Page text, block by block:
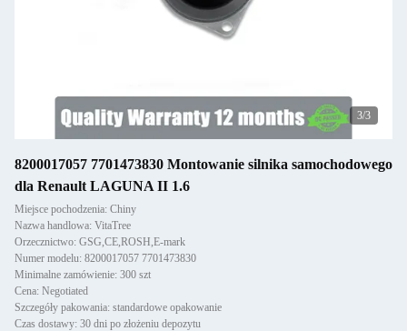
3/3
8200017057 7701473830 Montowanie silnika samochodowego
dla Renault LAGUNA II 1.6
Miejsce pochodzenia: Chiny
Nazwa handlowa: VitaTree
Orzecznictwo: GSG,CE,ROSH,E-mark
Numer modelu: 8200017057 7701473830
Minimalne zamówienie: 300 szt
Cena: Negotiated
Szczegóły pakowania: standardowe opakowanie
Czas dostawy: 30 dni po złożeniu depozytu